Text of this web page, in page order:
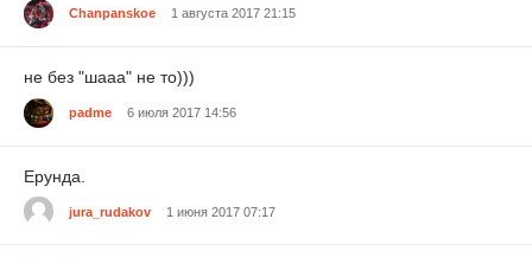
Chanpanskoe 1 августа 2017 21:15
не без "шааа" не то)))
padme 6 июля 2017 14:56
Ерунда.
jura_rudakov 1 июня 2017 07:17